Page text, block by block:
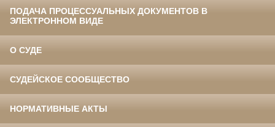
ПОДАЧА ПРОЦЕССУАЛЬНЫХ ДОКУМЕНТОВ В
ЭЛЕКТРОННОМ ВИДЕ
О СУДЕ
СУДЕЙСКОЕ СООБЩЕСТВО
НОРМАТИВНЫЕ АКТЫ